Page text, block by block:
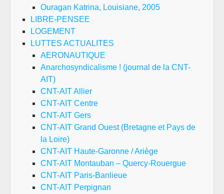
Ouragan Katrina, Louisiane, 2005
LIBRE-PENSEE
LOGEMENT
LUTTES ACTUALITES
AERONAUTIQUE
Anarchosyndicalisme ! (journal de la CNT-
AIT)
CNT-AIT Allier
CNT-AIT Centre
CNT-AIT Gers
CNT-AIT Grand Ouest (Bretagne et Pays de
la Loire)
CNT-AIT Haute-Garonne / Ariège
CNT-AIT Montauban – Quercy-Rouergue
CNT-AIT Paris-Banlieue
CNT-AIT Perpignan